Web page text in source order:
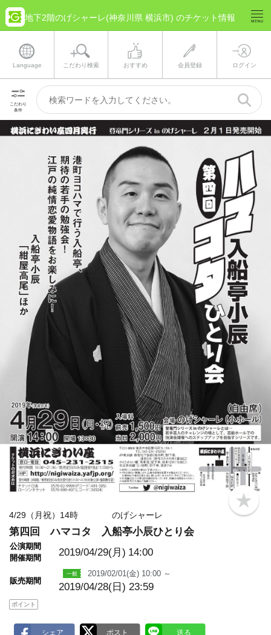
地下2階のげシャーレ(神奈川県 横浜市) のチケット情報
Language こだわり検索 おすすめ 会員登録 ログイン
こだわり
条件
b
o
4/29（月祝）14時 のげシャーレ
第四回 ハマコタ 入船亭小辰ひとり会
公演期間
開催期間
2019/04/29(月) 14:00
販売期間
2019/02/01(金) 10:00 ～
2019/04/28(日) 23:59
ポイント